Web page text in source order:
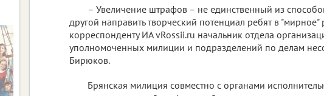
– Увеличение штрафов – не единственный из
другой направить творческий потенциал ребят в
корреспонденту ИА vRossii.ru начальник отдела
уполномоченных милиции и подразделений по делам
Бирюков.
Брянская милиция совместно с органами